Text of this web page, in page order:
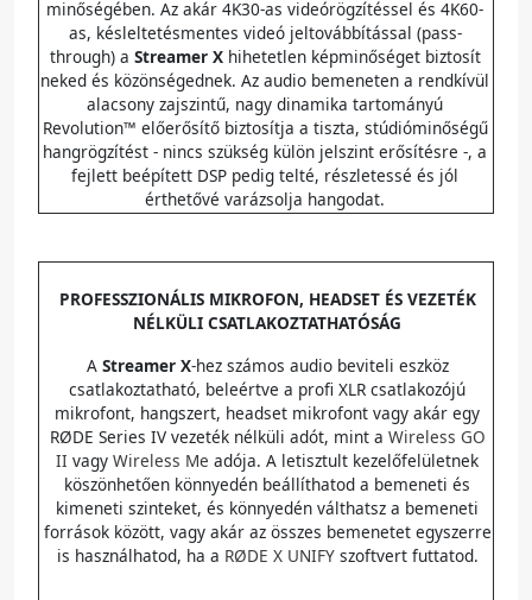
minőségében. Az akár 4K30-as videórögzítéssel és 4K60-
as, késleltetésmentes videó jeltovábbítással (pass-
through) a Streamer Xhihetetlen képminőséget biztosít
neked és közönségednek. Az audio bemeneten a rendkívül
alacsony zajszintű, nagy dinamika tartományú
Revolution™ előerősítő biztosítja a tiszta, stúdióminőségű
hangrögzítést - nincs szükség külön jelszint erősítésre -, a
fejlett beépített DSP pedig telté, részletessé és jól
érthetővé varázsolja hangodat.
PROFESSZIONÁLIS MIKROFON, HEADSET ÉS VEZETÉK
NÉLKÜLI CSATLAKOZTATHATÓSÁG
A Streamer X-hez számos audio beviteli eszköz
csatlakoztatható, beleértve a profi XLR csatlakozójú
mikrofont, hangszert, headset mikrofont vagy akár egy
RØDE Series IV vezeték nélküli adót, mint a Wireless GO
II vagy Wireless Me adója. A letisztult kezelőfelületnek
köszönhetően könnyedén beállíthatod a bemeneti és
kimeneti szinteket, és könnyedén válthatsz a bemeneti
források között, vagy akár az összes bemenetet egyszerre
is használhatod, ha a RØDE X UNIFYszoftvert futtatod.